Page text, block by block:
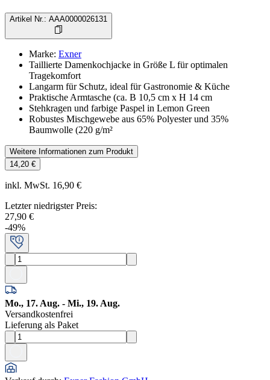
Artikel Nr. : AAA0000026131
Marke: Exner
Taillierte Damenkochjacke in Größe L für optimalen
Tragekomfort
Langarm für Schutz, ideal für Gastronomie & Küche
Praktische Armtasche (ca. B 10,5 cm x H 14 cm
Stehkragen und farbige Paspel in Lemon Green
Robustes Mischgewebe aus 65% Polyester und 35%
Baumwolle (220 g/m²
Weitere Informationen zum Produkt
14,20 €
inkl. MwSt. 16,90 €
Letzter niedrigster Preis:
27,90 €
-49%
Mo., 17. Aug. - Mi., 19. Aug.
Versandkostenfrei
Lieferung als Paket